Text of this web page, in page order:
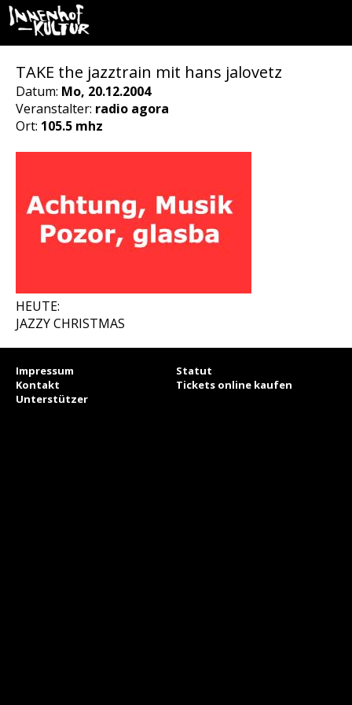
TAKE the jazztrain mit hans jalovetz
Datum: Mo, 20.12.2004
Veranstalter: radio agora
Ort: 105.5 mhz
HEUTE:
JAZZY CHRISTMAS
Impressum
Statut
Kontakt
Tickets online kaufen
Unterstützer